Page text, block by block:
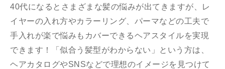
40代になるとさまざまな髪の悩みが出てきますが、レ
イヤーの入れ方やカラーリング、パーマなどの工夫で
手入れが楽で悩みもカバーできるヘアスタイルを実現
できます！「似合う髪型がわからない」という方は、
ヘアカタログやSNSなどで理想のイメージを見つけて